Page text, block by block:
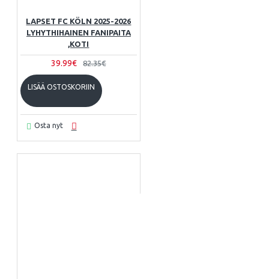
LAPSET FC KÖLN 2025-2026
LYHYTHIHAINEN FANIPAITA
,KOTI
39.99€ 82.35€
LISÄÄ OSTOSKORIIN
Osta nyt